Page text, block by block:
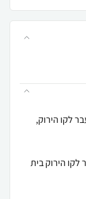
לקו הירוק,
הירוק בית